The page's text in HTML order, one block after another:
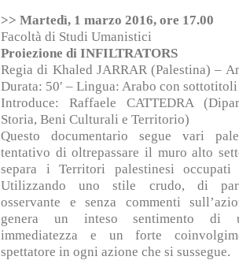
>> Martedì, 1 marzo 2016, ore 17.00
Facoltà di Studi Umanistici
Proiezione di INFILTRATORS
Regia di Khaled JARRAR (Palestina) –
Durata: 50′ – Lingua: Arabo con
Introduce: Raffaele CATTEDRA
Storia, Beni Culturali e Territorio)
Questo documentario segue vari
tentativo di oltrepassare il muro alto
separa i Territori palestinesi occupati
Utilizzando uno stile crudo, di
osservante e senza commenti
genera un inteso sentimento di
immediatezza e un forte
spettatore in ogni azione che si sussegue.